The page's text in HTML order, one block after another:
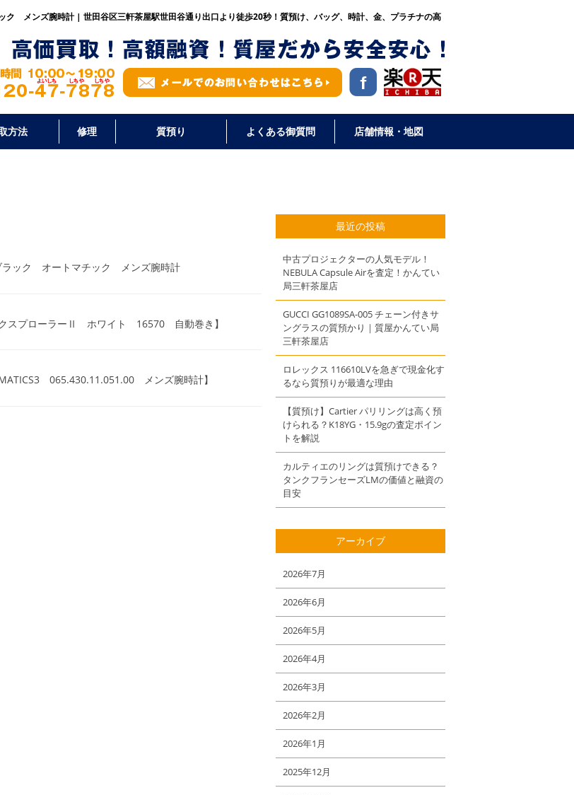
メンズ腕時計 | 世田谷区三軒茶屋駅世田谷通り出口より徒歩20秒！ 質預け、バッグ、時計、金、プラチナの高
方法 修理 質預り よくある御質問 店舗情報・地図
ック オートマチック メンズ腕時計
クスプローラーⅡ ホワイト 16570 自動巻き】
065.430.11.051.00 メンズ腕時計】
最近の投稿
中古プロジェクターの人気モデル！
NEBULA Capsule Airを査定！かんてい
局三軒茶屋店
GUCCI GG1089SA-005 チェーン付きサ
ングラスの質預かり｜質屋かんてい局
三軒茶屋店
ロレックス 116610LVを急ぎで現金化す
るなら質預りが最適な理由
【質預け】Cartier パリリングは高く預
けられる？K18YG・15.9gの査定ポイン
トを解説
カルティエのリングは質預けできる？
タンクフランセーズLMの価値と融資の
目安
アーカイブ
2026年7月
2026年6月
2026年5月
2026年4月
2026年3月
2026年2月
2026年1月
2025年12月